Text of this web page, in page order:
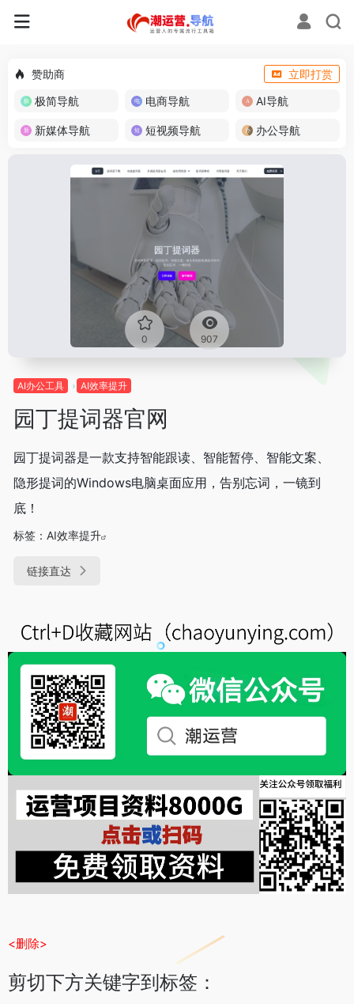
赞助商
立即打赏
极简导航
电商导航 AI导航
新媒体导航 短视频导航 办公导航
0 907
AI办公工具 AI效率提升
园丁提词器官网
园丁提词器是一款支持智能跟读、智能暂停、智能文案、
隐形提词的Windows电脑桌面应用，告别忘词，一镜到
底！
标签： AI效率提升
链接直达
<删除>
剪切下方关键字到标签：